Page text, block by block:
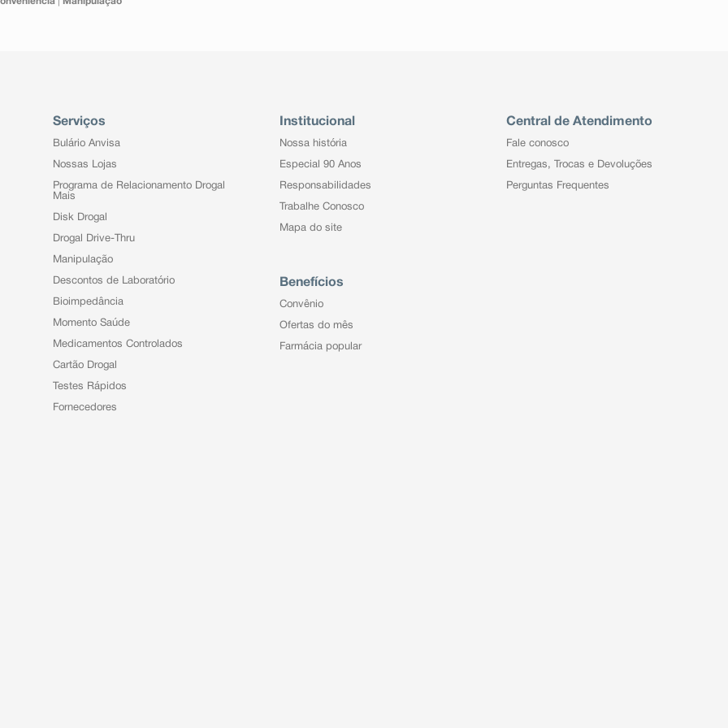
Serviços
Bulário Anvisa
Nossas Lojas
Programa de Relacionamento Drogal
Mais
Disk Drogal
Drogal Drive-Thru
Manipulação
Descontos de Laboratório
Bioimpedância
Momento Saúde
Medicamentos Controlados
Cartão Drogal
Testes Rápidos
Fornecedores
Institucional
Nossa história
Especial 90 Anos
Responsabilidades
Trabalhe Conosco
Mapa do site
Benefícios
Convênio
Ofertas do mês
Farmácia popular
Central de Atendimento
Fale conosco
Entregas, Trocas e Devoluções
Perguntas Frequentes